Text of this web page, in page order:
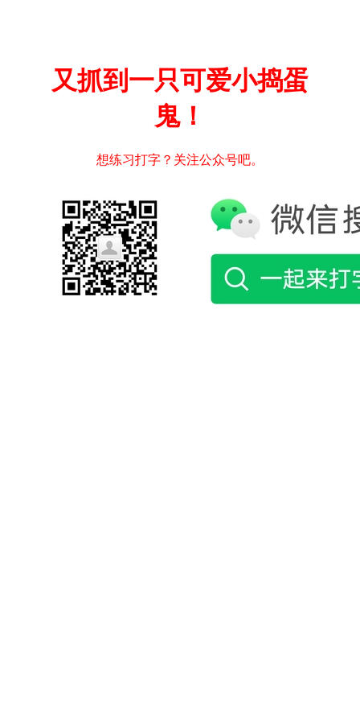
又抓到一只可爱小捣蛋
鬼！
想练习打字？关注公众号吧。